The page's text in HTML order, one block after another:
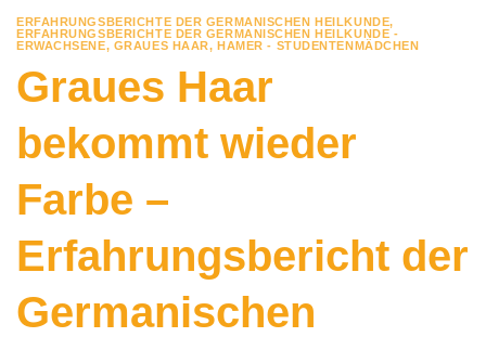
ERFAHRUNGSBERICHTE DER GERMANISCHEN HEILKUNDE,
ERFAHRUNGSBERICHTE DER GERMANISCHEN HEILKUNDE -
ERWACHSENE, GRAUES HAAR,HAMER - STUDENTENMÄDCHEN
Graues Haar
bekommt wieder
Farbe –
Erfahrungsbericht der
Germanischen